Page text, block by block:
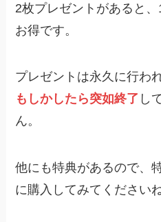
2枚プレゼントがあると
お得です。
プレゼントは永久に行わ
もしかしたら突如終了 し
ん。
他にも特典があるので、
に購入してみてください